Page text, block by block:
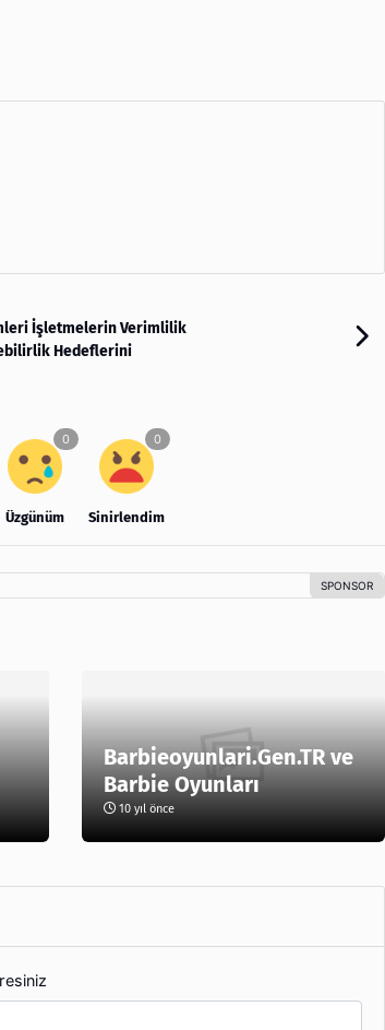
İşletmelerin Verimlilik
Hedeflerini
Üzgünüm Sinirlendim
Barbieoyunlari.Gen.TR ve
Barbie Oyunları
10 yıl önce